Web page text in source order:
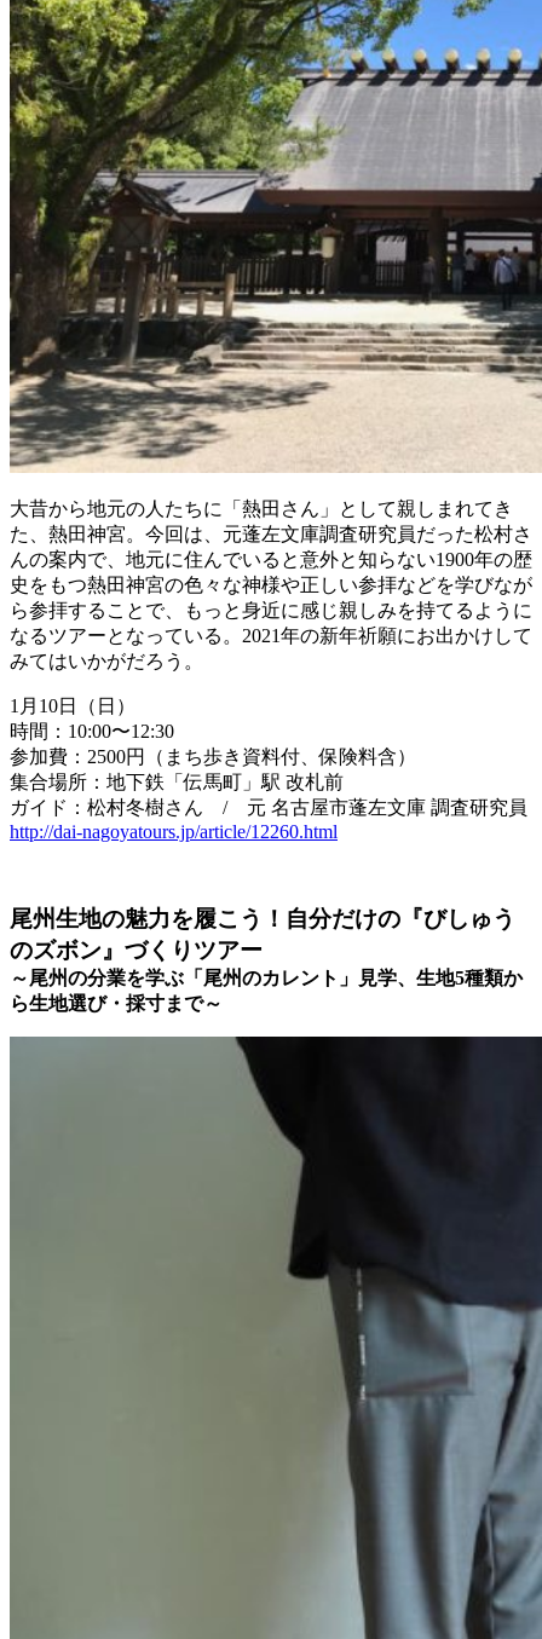
大昔から地元の人たちに「熱田さん」として親しまれてき
た、熱田神宮。今回は、元蓬左文庫調査研究員だった松村さ
んの案内で、地元に住んでいると意外と知らない1900年の歴
史をもつ熱田神宮の色々な神様や正しい参拝などを学びなが
ら参拝することで、もっと身近に感じ親しみを持てるように
なるツアーとなっている。2021年の新年祈願にお出かけして
みてはいかがだろう。
1月10日（日）
時間：10:00〜12:30
参加費：2500円（まち歩き資料付、保険料含）
集合場所：地下鉄「伝馬町」駅 改札前
ガイド：松村冬樹さん /元 名古屋市蓬左文庫 調査研究員
http://dai-nagoyatours.jp/article/12260.html
尾州生地の魅力を履こう！自分だけの『びしゅう
のズボン』づくりツアー
～尾州の分業を学ぶ「尾州のカレント」見学、生地5種類か
ら生地選び・採寸まで～